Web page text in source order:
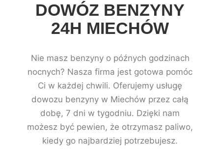
DOWÓZ BENZYNY
24H MIECHÓW
Nie masz benzyny o późnych godzinach
nocnych? Nasza firma jest gotowa pomóc
Ci w każdej chwili. Oferujemy usługę
dowozu benzyny w Miechów przez całą
dobę, 7 dni w tygodniu. Dzięki nam
możesz być pewien, że otrzymasz paliwo,
kiedy go najbardziej potrzebujesz.